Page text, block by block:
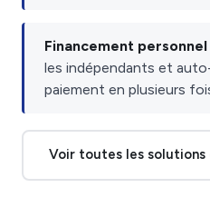
Financement personnel
les indépendants et
paiement en plusieurs
Voir toutes les